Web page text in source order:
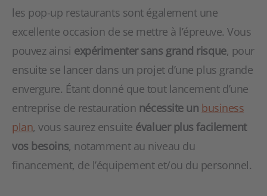
les pop-up restaurants sont également une
excellente occasion de se mettre à l’épreuve. Vous
pouvez ainsi expérimenter sans grand risque, pour
ensuite se lancer dans un projet d’une plus grande
envergure. Étant donné que tout lancement d’une
entreprise de restauration nécessite un business
plan, vous saurez ensuite évaluer plus facilement
vos besoins, notamment au niveau du
financement, de l’équipement et/ou du personnel.